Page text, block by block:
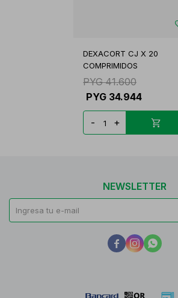
DEXACORT CJ X 20
COMPRIMIDOS
PYG 41.600
PYG 34.944
- +
NEWSLETTER
  